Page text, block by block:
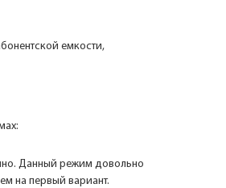
емкости,
Данный режим довольно
на первый вариант.